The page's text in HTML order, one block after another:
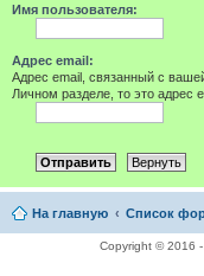
Имя пользователя:
Адрес email:
Адрес email, связанный с
Личном разделе, то это адрес
На главную Список
Copyright © 2016 -